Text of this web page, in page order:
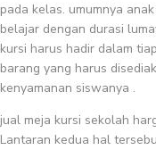
pada kelas. umumnya
belajar dengan durasi
kursi harus hadir dalam
barang yang harus
kenyamanan siswanya .
jual meja kursi sekolah
Lantaran kedua hal